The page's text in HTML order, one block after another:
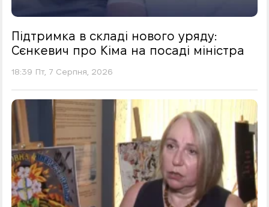
Підтримка в складі нового уряду:
Сєнкевич про Кіма на посаді міністра
18:39 Пт, 7 Серпня, 2026